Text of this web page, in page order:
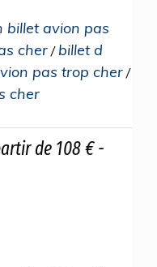
billet avion pas
cher / billet d
pas trop cher /
cher
de 108 € -